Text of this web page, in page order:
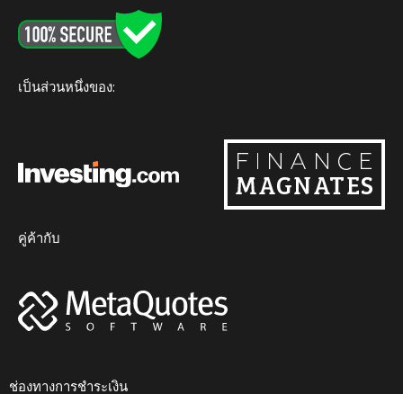
o
o
e
r
เป็นส่วนหนึ่งของ:
คู่ค้ากับ
ช่องทางการชำระเงิน